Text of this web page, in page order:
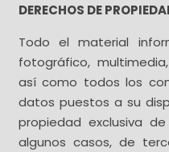
DERECHOS DE
Todo el material
fotográfico,
así como todos los
datos puestos a su
propiedad exclusiva de
algunos casos, de